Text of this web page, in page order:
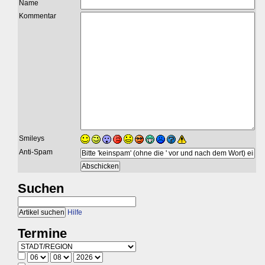
Name
Kommentar
Smileys
Anti-Spam
Suchen
Hilfe
Termine